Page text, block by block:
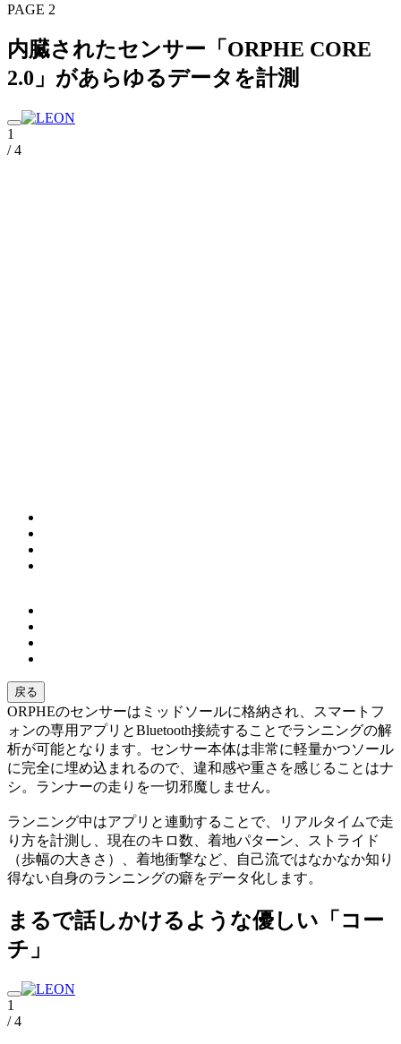
PAGE 2
内臓されたセンサー「ORPHE CORE
2.0」があらゆるデータを計測
1
/ 4
戻る
ORPHEのセンサーはミッドソールに格納され、スマートフ
ォンの専用アプリとBluetooth接続することでランニングの解
析が可能となります。センサー本体は非常に軽量かつソール
に完全に埋め込まれるので、違和感や重さを感じることはナ
シ。ランナーの走りを一切邪魔しません。
ランニング中はアプリと連動することで、リアルタイムで走
り方を計測し、現在のキロ数、着地パターン、ストライド
（歩幅の大きさ）、着地衝撃など、自己流ではなかなか知り
得ない自身のランニングの癖をデータ化します。
まるで話しかけるような優しい「コー
チ」
1
/ 4